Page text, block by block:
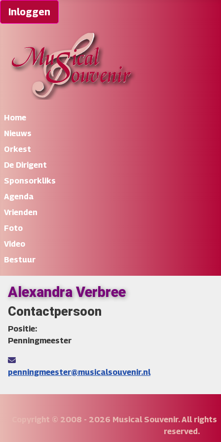
Inloggen
Home
Nieuws
Orkest
De Dirigent
Sponsorkliks
Agenda
Vrienden
Foto
Video
Bestuur
Alexandra Verbree
Contactpersoon
Positie:
Penningmeester
E-mailadres:
penningmeester@musicalsouvenir.nl
Copyright © 2008 - 2026 Musical Souvenir. All rights
reserved.